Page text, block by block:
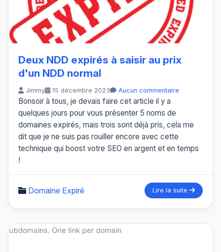
Deux NDD expirés à saisir au prix
d'un NDD normal
Jimmy 15 décembre 2023 Aucun commentaire
Bonsoir à tous, je devais faire cet article il y a
quelques jours pour vous présenter 5 noms de
domaines expirés, mais trois sont déjà pris, cela me
dit que je ne suis pas rouiller encore avec cette
technique qui boost votre SEO en argent et en temps
!
Domaine Expiré Lire la suite